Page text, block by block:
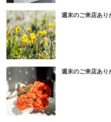
週末のご来店あり
週末のご来店あり